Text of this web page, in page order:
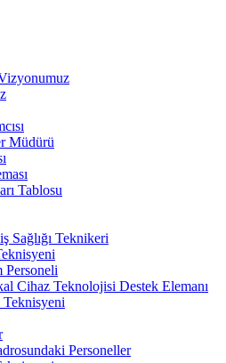
Müdürü
Tablosu
Sağlığı Teknikeri
Cihaz Teknolojisi Destek Elemanı
Personeller